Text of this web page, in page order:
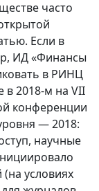
часто
Если в
ИД «Финансы
в РИНЦ
в 2018-м на VII
конференции
— 2018:
научные
условиях